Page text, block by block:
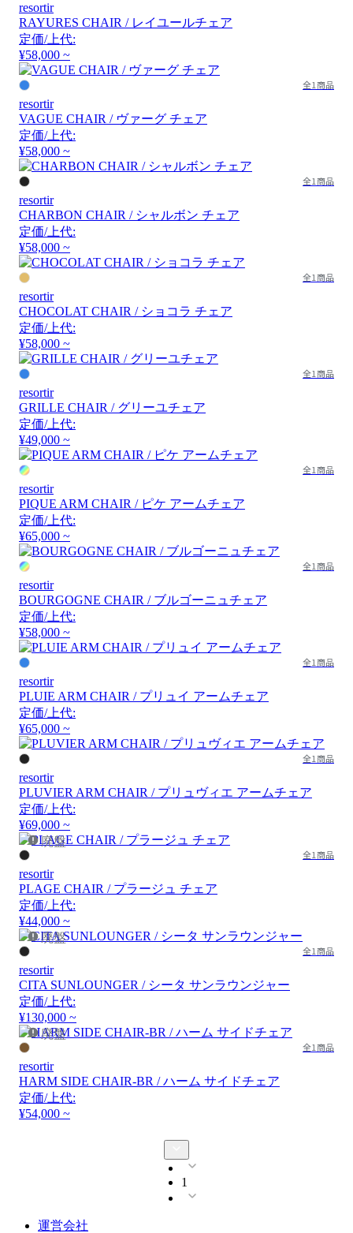
resortir
RAYURES CHAIR / レイユールチェア
定価/上代:
¥58,000 ~
全1商品
resortir
VAGUE CHAIR / ヴァーグ チェア
定価/上代:
¥58,000 ~
全1商品
resortir
CHARBON CHAIR / シャルボン チェア
定価/上代:
¥58,000 ~
全1商品
resortir
CHOCOLAT CHAIR / ショコラ チェア
定価/上代:
¥58,000 ~
全1商品
resortir
GRILLE CHAIR / グリーユチェア
定価/上代:
¥49,000 ~
全1商品
resortir
PIQUE ARM CHAIR / ピケ アームチェア
定価/上代:
¥65,000 ~
全1商品
resortir
BOURGOGNE CHAIR / ブルゴーニュチェア
定価/上代:
¥58,000 ~
全1商品
resortir
PLUIE ARM CHAIR / プリュイ アームチェア
定価/上代:
¥65,000 ~
全1商品
resortir
PLUVIER ARM CHAIR / プリュヴィエ アームチェア
定価/上代:
¥69,000 ~
廃盤
全1商品
resortir
PLAGE CHAIR / プラージュ チェア
定価/上代:
¥44,000 ~
廃盤
全1商品
resortir
CITA SUNLOUNGER / シータ サンラウンジャー
定価/上代:
¥130,000 ~
廃盤
全1商品
resortir
HARM SIDE CHAIR-BR / ハーム サイドチェア
定価/上代:
¥54,000 ~
1
運営会社